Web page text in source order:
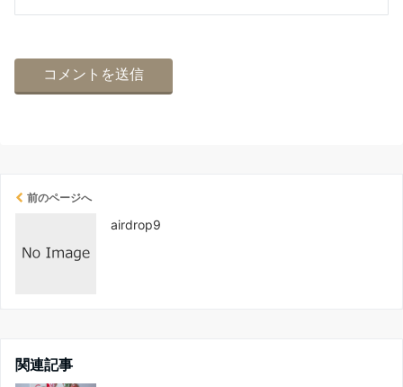
前のページへ
airdrop9
関連記事